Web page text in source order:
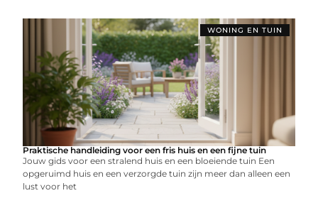
WONING EN TUIN
Praktische handleiding voor een fris huis en een fijne tuin
Jouw gids voor een stralend huis en een bloeiende tuin Een
opgeruimd huis en een verzorgde tuin zijn meer dan alleen een
lust voor het